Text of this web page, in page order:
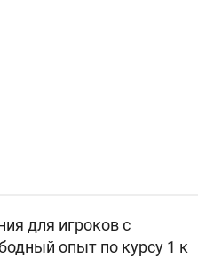
для игроков с
опыт по курсу 1 к